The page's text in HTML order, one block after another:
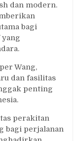
dan modern.
bagi
Wang,
dan fasilitas
penting
perakitan
bagi perjalanan